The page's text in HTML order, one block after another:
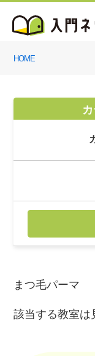
HOME
まつ毛パーマ
該当する教室は